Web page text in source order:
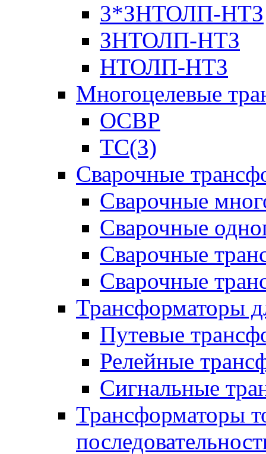
3*ЗНТОЛП-НТЗ
ЗНТОЛП-НТЗ
НТОЛП-НТЗ
Многоцелевые
ОСВР
ТС(З)
Сварочные
Сварочные
Сварочные
Сварочные
Сварочные
Трансформаторы
Путевые
Релейные
Сигнальные
Трансформаторы